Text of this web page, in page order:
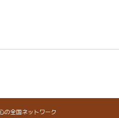
の全国ネットワーク